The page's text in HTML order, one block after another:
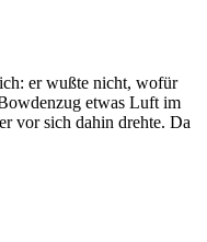
er wußte nicht, wofür
etwas Luft im
vor sich dahin drehte. Da